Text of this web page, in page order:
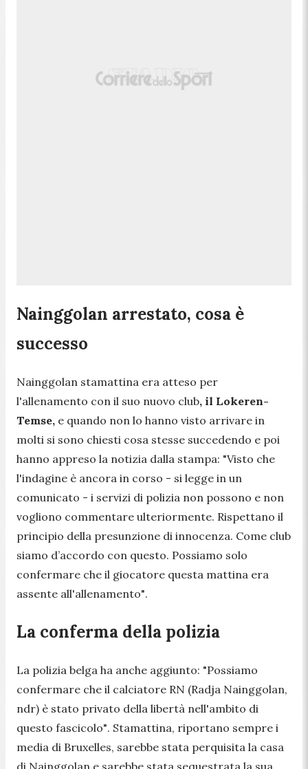
Nainggolan arrestato, cosa è
successo
Nainggolan stamattina era atteso per
l'allenamento con il suo nuovo club, il Lokeren-
Temse, e quando non lo hanno visto arrivare in
molti si sono chiesti cosa stesse succedendo e poi
hanno appreso la notizia dalla stampa: "Visto che
l'indagine è ancora in corso - si legge in un
comunicato - i servizi di polizia non possono e non
vogliono commentare ulteriormente. Rispettano il
principio della presunzione di innocenza. Come club
siamo d’accordo con questo. Possiamo solo
confermare che il giocatore questa mattina era
assente all'allenamento".
La conferma della polizia
La polizia belga ha anche aggiunto: "Possiamo
confermare che il calciatore RN (Radja Nainggolan,
ndr) è stato privato della libertà nell'ambito di
questo fascicolo". Stamattina, riportano sempre i
media di Bruxelles, sarebbe stata perquisita la casa
di Nainggolan e sarebbe stata sequestrata la sua